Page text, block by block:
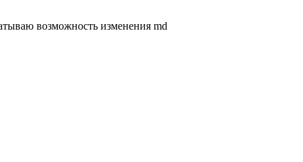
возможность изменения md